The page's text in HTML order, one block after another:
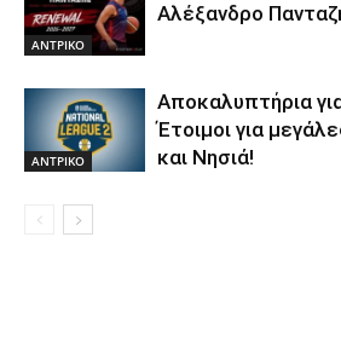
ΑΝTΡΙΚΟ
Αλέξανδρο
ΑΝTΡΙΚΟ
Αποκαλυπτήρια
Έτοιμοι για
και Νησιά!